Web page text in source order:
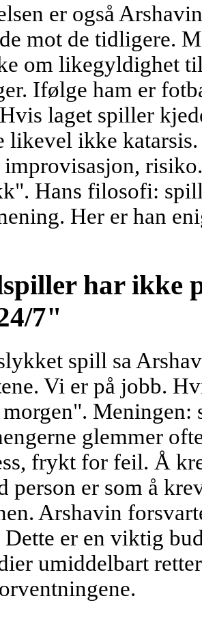
er også
mot de tidligere.
om likegyldighet
Ifølge ham er
laget spiller
likevel ikke
Hans filosofi:
Her er han
har ikke
7"
spill sa
Vi er på jobb.
glemmer
frykt for feil. Å
person er som å
Arshavin
er en viktig
umiddelbart